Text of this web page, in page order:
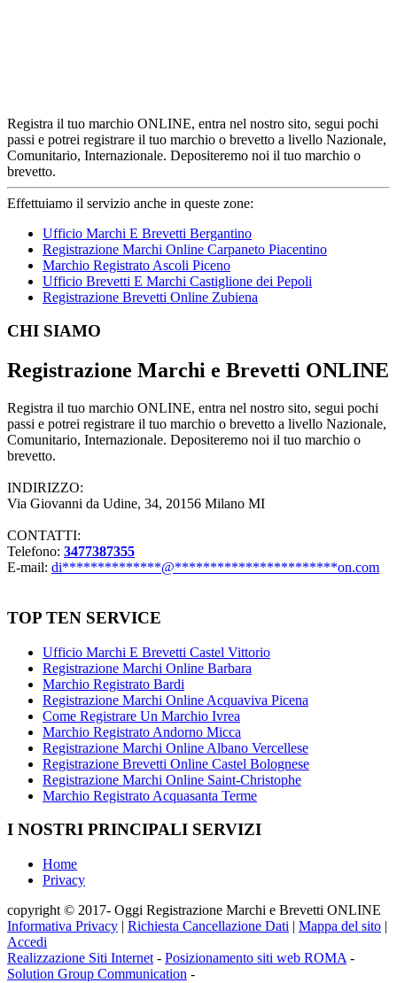
Registra il tuo marchio ONLINE, entra nel nostro sito, segui pochi
passi e potrei registrare il tuo marchio o brevetto a livello Nazionale,
Comunitario, Internazionale. Depositeremo noi il tuo marchio o
brevetto.
Effettuiamo il servizio anche in queste zone:
Ufficio Marchi E Brevetti Bergantino
Registrazione Marchi Online Carpaneto Piacentino
Marchio Registrato Ascoli Piceno
Ufficio Brevetti E Marchi Castiglione dei Pepoli
Registrazione Brevetti Online Zubiena
Footer
CHI SIAMO
Registrazione Marchi e Brevetti ONLINE
Registra il tuo marchio ONLINE, entra nel nostro sito, segui pochi
passi e potrei registrare il tuo marchio o brevetto a livello Nazionale,
Comunitario, Internazionale. Depositeremo noi il tuo marchio o
brevetto.
INDIRIZZO:
Via Giovanni da Udine, 34, 20156 Milano MI
CONTATTI:
Telefono: 3477387355
E-mail: di**************@***********************on.com
TOP TEN SERVICE
Ufficio Marchi E Brevetti Castel Vittorio
Registrazione Marchi Online Barbara
Marchio Registrato Bardi
Registrazione Marchi Online Acquaviva Picena
Come Registrare Un Marchio Ivrea
Marchio Registrato Andorno Micca
Registrazione Marchi Online Albano Vercellese
Registrazione Brevetti Online Castel Bolognese
Registrazione Marchi Online Saint-Christophe
Marchio Registrato Acquasanta Terme
I NOSTRI PRINCIPALI SERVIZI
Home
Privacy
copyright © 2017- Oggi Registrazione Marchi e Brevetti ONLINE
Informativa Privacy | Richiesta Cancellazione Dati | Mappa del sito |
Accedi
Realizzazione Siti Internet - Posizionamento siti web ROMA -
Solution Group Communication -